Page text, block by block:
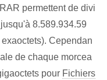
permettent de divi
8.589.934.59
Cependan
de chaque morcea
pour Fichiers